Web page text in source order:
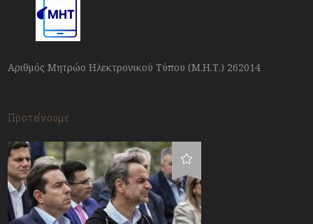
Αριθμός Μητρώο Ηλεκτρονικού Τύπου (Μ.Η.Τ.) 262014
Προτείνουμε